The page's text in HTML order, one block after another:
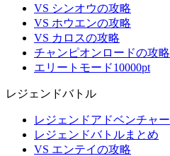
VS シンオウの攻略
VS ホウエンの攻略
VS カロスの攻略
チャンピオンロードの攻略
エリートモード10000pt
レジェンドバトル
レジェンドアドベンチャー
レジェンドバトルまとめ
VS エンテイの攻略